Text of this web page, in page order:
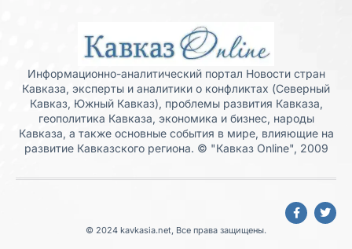
Информационно-аналитический портал Новости стран
Кавказа, эксперты и аналитики о конфликтах (Северный
Кавказ, Южный Кавказ), проблемы развития Кавказа,
геополитика Кавказа, экономика и бизнес, народы
Кавказа, а также основные события в мире, влияющие на
развитие Кавказского региона. © "Кавказ Online", 2009
© 2024 kavkasia.net, Все права защищены.